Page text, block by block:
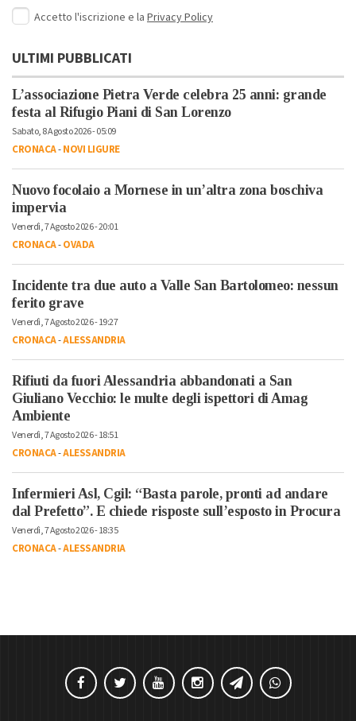
Accetto l'iscrizione e la Privacy Policy
ULTIMI PUBBLICATI
L’associazione Pietra Verde celebra 25 anni: grande
festa al Rifugio Piani di San Lorenzo
Sabato, 8 Agosto 2026 - 05:09
CRONACA-NOVI LIGURE
Nuovo focolaio a Mornese in un’altra zona boschiva
impervia
Venerdì, 7 Agosto 2026 - 20:01
CRONACA-OVADA
Incidente tra due auto a Valle San Bartolomeo: nessun
ferito grave
Venerdì, 7 Agosto 2026 - 19:27
CRONACA-ALESSANDRIA
Rifiuti da fuori Alessandria abbandonati a San
Giuliano Vecchio: le multe degli ispettori di Amag
Ambiente
Venerdì, 7 Agosto 2026 - 18:51
CRONACA-ALESSANDRIA
Infermieri Asl, Cgil: “Basta parole, pronti ad andare
dal Prefetto”. E chiede risposte sull’esposto in Procura
Venerdì, 7 Agosto 2026 - 18:35
CRONACA-ALESSANDRIA